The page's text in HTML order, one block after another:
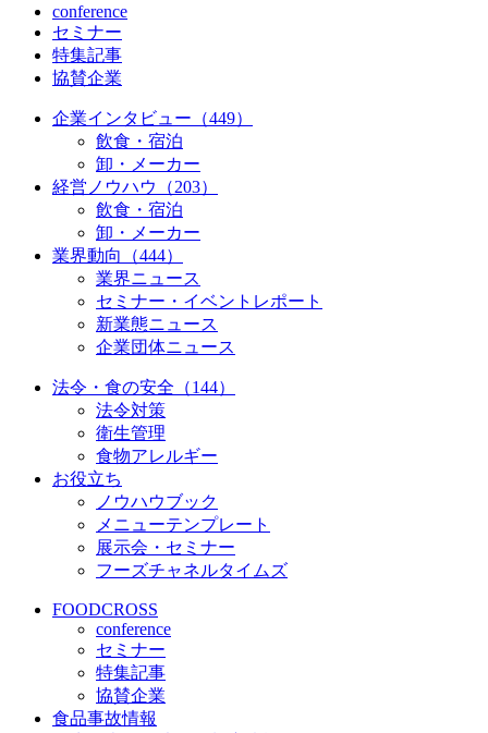
conference
セミナー
特集記事
協賛企業
企業インタビュー（449）
飲食・宿泊
卸・メーカー
経営ノウハウ（203）
飲食・宿泊
卸・メーカー
業界動向（444）
業界ニュース
セミナー・イベントレポート
新業態ニュース
企業団体ニュース
法令・食の安全（144）
法令対策
衛生管理
食物アレルギー
お役立ち
ノウハウブック
メニューテンプレート
展示会・セミナー
フーズチャネルタイムズ
FOODCROSS
conference
セミナー
特集記事
協賛企業
食品事故情報